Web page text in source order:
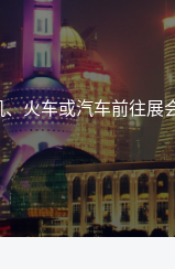
火车或汽车前往展